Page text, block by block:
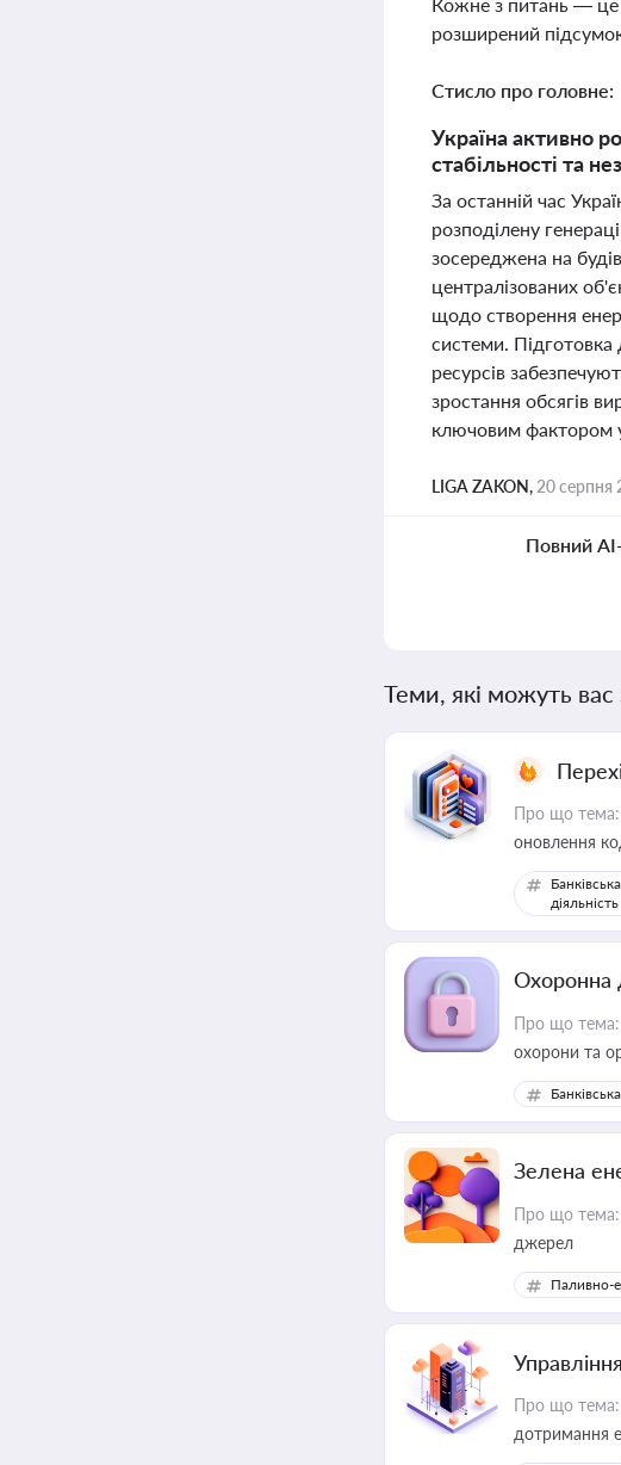
розширений
Стисло про головне:
Україна активно
стабільності та
За останній час
розподілену
зосереджена на
централізованих
щодо створення
системи. Підготовка
ресурсів
зростання обсягів
ключовим фактором у
LIGA ZAKON, 20 серпня
Повний AI-
Теми, які можуть вас
Про що тема:
оновлення
Банківська
діяльність
Охоронна
Про що тема:
охорони та
Зелена
Про що тема:
джерел
Паливно-
Про що тема:
дотримання